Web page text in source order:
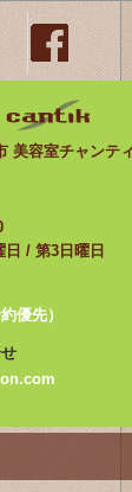
美容室チャンティ
日 / 第3日曜日
優先）